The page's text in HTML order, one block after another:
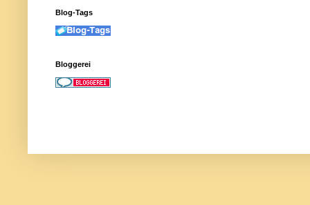
Blog-Tags
Bloggerei